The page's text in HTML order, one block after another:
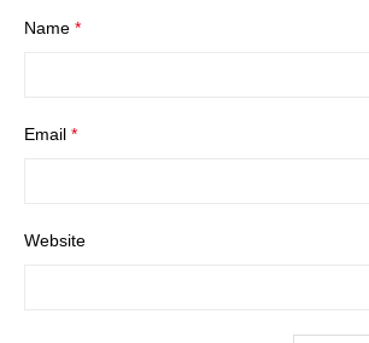
Name *
Email *
Website